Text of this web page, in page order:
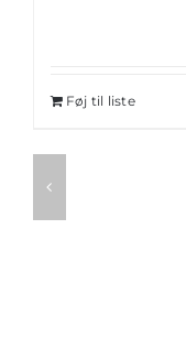
Føj til liste